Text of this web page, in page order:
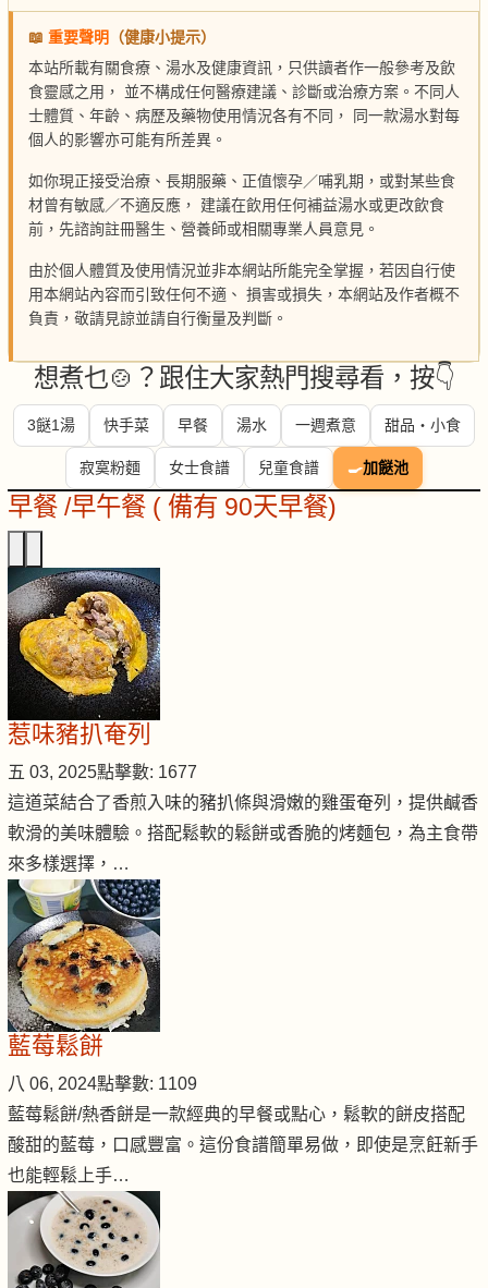
📖 重要聲明
（健康小提示）
本站所載有關食療、湯水及健康資訊，只供讀者作一般參考及飲
食靈感之用， 並不構成任何醫療建議、診斷或治療方案。不同人
士體質、年齡、病歷及藥物使用情況各有不同， 同一款湯水對每
個人的影響亦可能有所差異。
如你現正接受治療、長期服藥、正值懷孕／哺乳期，或對某些食
材曾有敏感／不適反應， 建議在飲用任何補益湯水或更改飲食
前，先諮詢註冊醫生、營養師或相關專業人員意見。
由於個人體質及使用情況並非本網站所能完全掌握，若因自行使
用本網站內容而引致任何不適、 損害或損失，本網站及作者概不
負責，敬請見諒並請自行衡量及判斷。
想煮乜🍲？跟住大家熱門搜尋看，按👇
3餸1湯 快手菜 早餐 湯水 一週煮意 甜品・小食
寂寞粉麵 女士食譜 兒童食譜 🍳加餸池
早餐 /早午餐 ( 備有 90天早餐)
惹味豬扒奄列
五 03, 2025點擊數: 1677
這道菜結合了香煎入味的豬扒條與滑嫩的雞蛋奄列，提供鹹香
軟滑的美味體驗。搭配鬆軟的鬆餅或香脆的烤麵包，為主食帶
來多樣選擇，…
藍莓鬆餅
八 06, 2024點擊數: 1109
藍莓鬆餅/熱香餅是一款經典的早餐或點心，鬆軟的餅皮搭配
酸甜的藍莓，口感豐富。這份食譜簡單易做，即使是烹飪新手
也能輕鬆上手…